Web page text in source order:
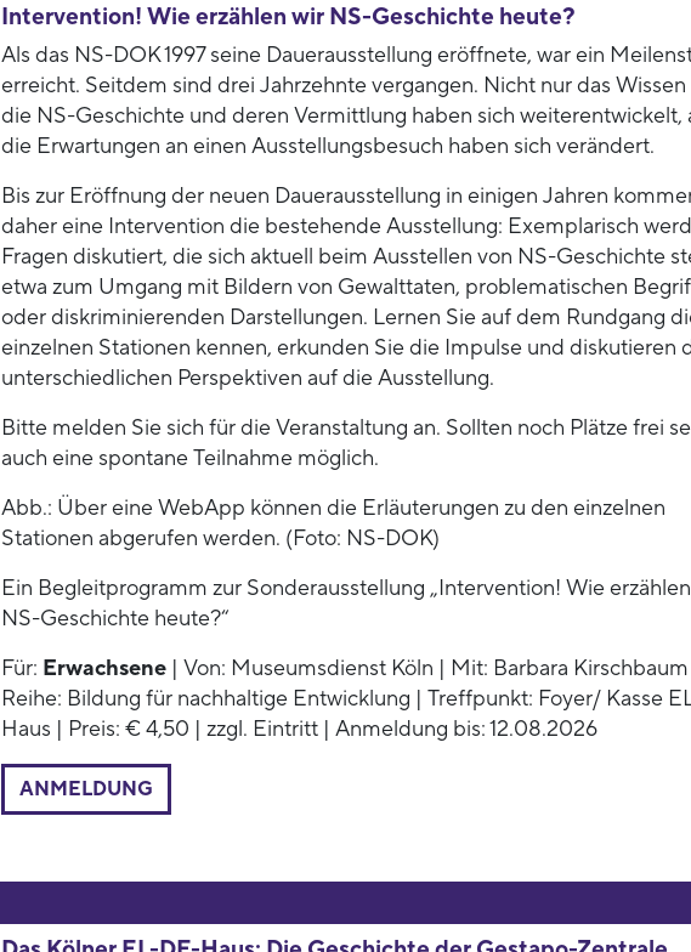
Intervention! Wie erzählen wir NS-Geschichte heute?
Als das NS-DOK 1997 seine Dauerausstellung eröffnete, war ein
erreicht. Seitdem sind drei Jahrzehnte vergangen. Nicht nur das Wissen
die NS-Geschichte und deren Vermittlung haben sich weiterentwickelt,
die Erwartungen an einen Ausstellungsbesuch haben sich verändert.
Bis zur Eröffnung der neuen Dauerausstellung in einigen Jahren
daher eine Intervention die bestehende Ausstellung: Exemplarisch
Fragen diskutiert, die sich aktuell beim Ausstellen von NS-Geschichte
etwa zum Umgang mit Bildern von Gewalttaten, problematischen
oder diskriminierenden Darstellungen. Lernen Sie auf dem Rundgang
einzelnen Stationen kennen, erkunden Sie die Impulse und diskutieren
unterschiedlichen Perspektiven auf die Ausstellung.
Bitte melden Sie sich für die Veranstaltung an. Sollten noch Plätze frei
auch eine spontane Teilnahme möglich.
Abb.: Über eine WebApp können die Erläuterungen zu den einzelnen
Stationen abgerufen werden. (Foto: NS-DOK)
Ein Begleitprogramm zur Sonderausstellung „Intervention! Wie
NS-Geschichte heute?“
Für: Erwachsene| Von: Museumsdienst Köln | Mit: Barbara
Reihe: Bildung für nachhaltige Entwicklung | Treffpunkt: Foyer/ Kasse
Haus | Preis: € 4,50 | zzgl. Eintritt | Anmeldung bis: 12.08.2026
ANMELDUNG